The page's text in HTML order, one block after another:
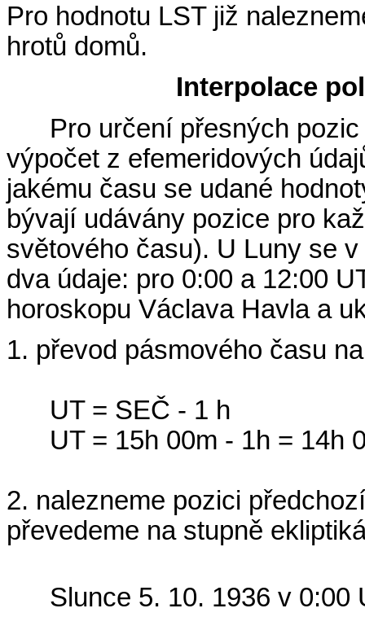
Pro hodnotu LST již
hrotů domů.
Interpolace
Pro určení přesných
výpočet z efemeridových
jakému času se udané
bývají udávány pozice pro
světového času). U Luny se
dva údaje: pro 0:00 a 12:00
horoskopu Václava Havla a
1. převod pásmového času
UT = SEČ - 1 h
UT = 15h 00m - 1h = 14h
2. nalezneme pozici
převedeme na stupně
Slunce 5. 10. 1936 v 0:00